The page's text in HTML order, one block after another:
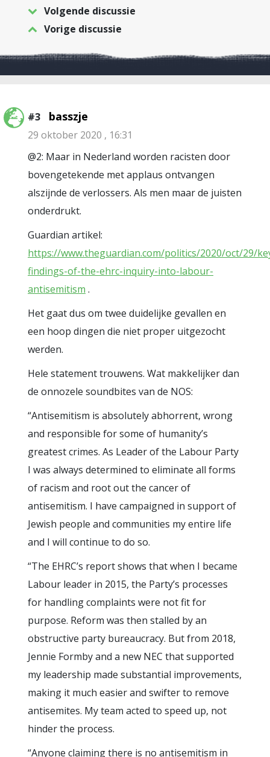
Volgende discussie
Vorige discussie
#3 basszje
29 oktober 2020 , 16:31
@2: Maar in Nederland worden racisten door
bovengetekende met applaus ontvangen
alszijnde de verlossers. Als men maar de juisten
onderdrukt.
Guardian artikel:
https://www.theguardian.com/politics/2020/oct/29/
findings-of-the-ehrc-inquiry-into-labour-
antisemitism .
Het gaat dus om twee duidelijke gevallen en
een hoop dingen die niet proper uitgezocht
werden.
Hele statement trouwens. Wat makkelijker dan
de onnozele soundbites van de NOS:
“Antisemitism is absolutely abhorrent, wrong
and responsible for some of humanity’s
greatest crimes. As Leader of the Labour Party
I was always determined to eliminate all forms
of racism and root out the cancer of
antisemitism. I have campaigned in support of
Jewish people and communities my entire life
and I will continue to do so.
“The EHRC’s report shows that when I became
Labour leader in 2015, the Party’s processes
for handling complaints were not fit for
purpose. Reform was then stalled by an
obstructive party bureaucracy. But from 2018,
Jennie Formby and a new NEC that supported
my leadership made substantial improvements,
making it much easier and swifter to remove
antisemites. My team acted to speed up, not
hinder the process.
“Anyone claiming there is no antisemitism in